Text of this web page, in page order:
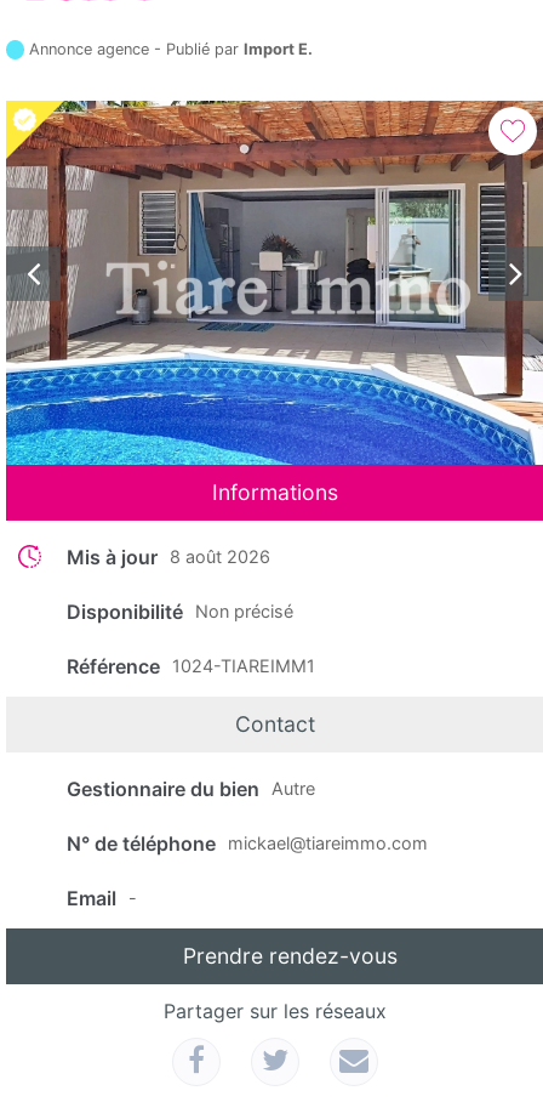
Annonce agence - Publié parImport E.
Informations
Mis à jour 8 août 2026
Disponibilité Non précisé
Référence 1024-TIAREIMM1
Contact
Gestionnaire du bien Autre
N° de téléphone mickael@tiareimmo.com
Email -
Prendre rendez-vous
Partager sur les réseaux